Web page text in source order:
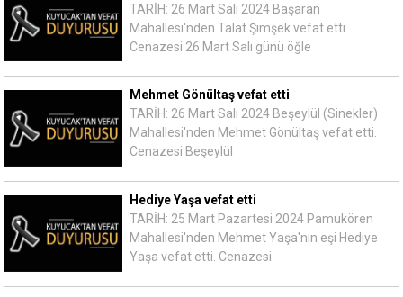
TARİH: 26 Mart Salı 2024 Başaran
Mahallesi'nden Talat Şimşek vefat etti.
Cenazesi 26 Mart Salı günü öğle
Mehmet Gönültaş vefat etti
TARİH: 26 Mart Salı 2024 Beşeylül (Sinekler)
Mahallesi'nden Mehmet Gönültaş vefat etti.
Cenazesi Beşeylül
Hediye Yaşa vefat etti
TARİH: 25 Mart Pazartesi 2024 Pamukören
Mahallesi'nden Mehmet Yaşa'nın eşi Hediye
Yaşa vefat etti. Cenazesi